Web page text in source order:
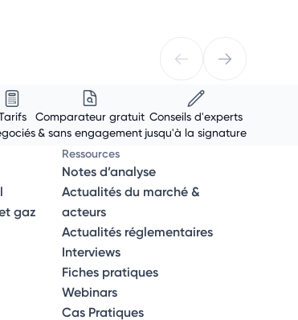
Comparateur gratuit
& sans engagement
Conseils d'experts
jusqu'à la signature
gaz
Ressources
Notes d’analyse
Actualités du marché &
acteurs
Actualités réglementaires
Interviews
Fiches pratiques
Webinars
Cas Pratiques